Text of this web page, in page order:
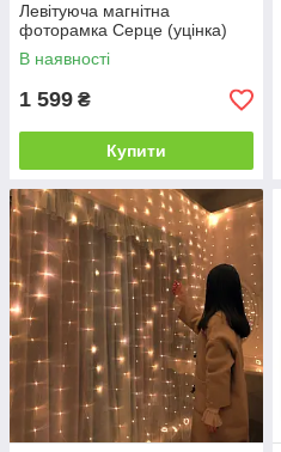
Левітуюча магнітна
фоторамка Серце (уцінка)
В наявності
1 599 ₴
Купити